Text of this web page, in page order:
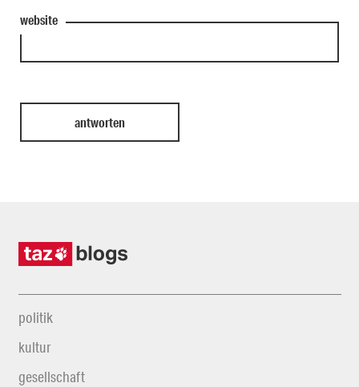
website
politik
kultur
gesellschaft